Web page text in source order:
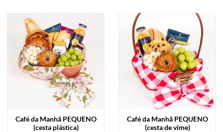
Café da Manhã PEQUENO
(cesta plástica)
Café da Manhã PEQUENO
(cesta de vime)